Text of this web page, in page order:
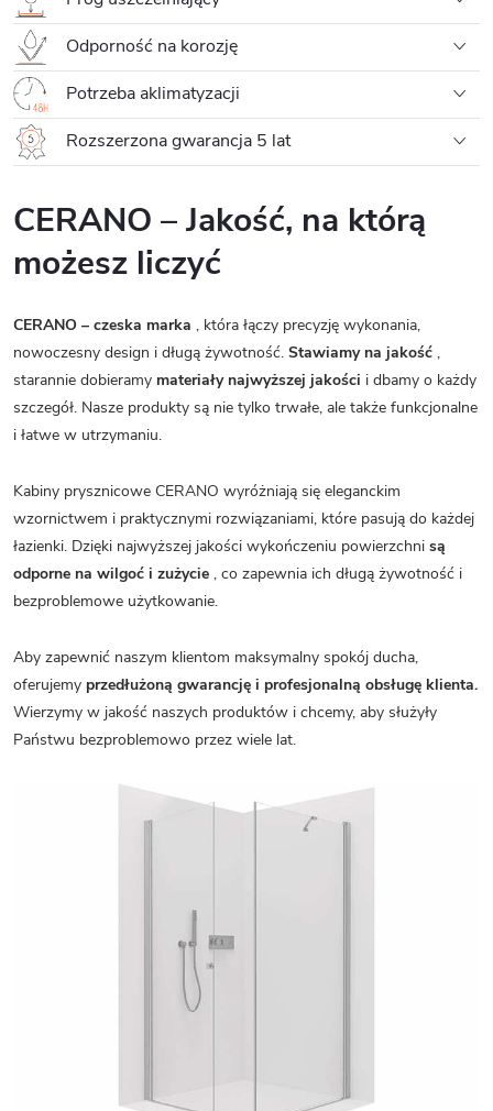
Odporność na korozję
Potrzeba aklimatyzacji
Rozszerzona gwarancja 5 lat
CERANO – Jakość, na którą
możesz liczyć
CERANO – czeska marka , która łączy precyzję wykonania,
nowoczesny design i długą żywotność. Stawiamy na jakość ,
starannie dobieramy materiały najwyższej jakości i dbamy o każdy
szczegół. Nasze produkty są nie tylko trwałe, ale także funkcjonalne
i łatwe w utrzymaniu.
Kabiny prysznicowe CERANO wyróżniają się eleganckim
wzornictwem i praktycznymi rozwiązaniami, które pasują do każdej
łazienki. Dzięki najwyższej jakości wykończeniu powierzchni są
odporne na wilgoć i zużycie , co zapewnia ich długą żywotność i
bezproblemowe użytkowanie.
Aby zapewnić naszym klientom maksymalny spokój ducha,
oferujemy przedłużoną gwarancję i profesjonalną obsługę klienta.
Wierzymy w jakość naszych produktów i chcemy, aby służyły
Państwu bezproblemowo przez wiele lat.